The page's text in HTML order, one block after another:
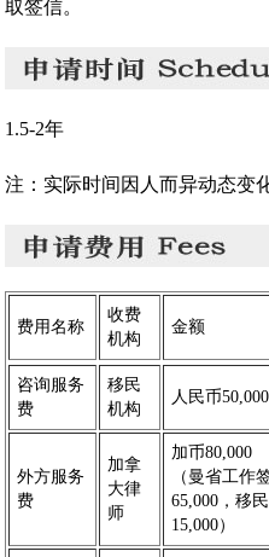
取签信。
1.5-2年
注：实际时间因人而异动态变
费用名称
收费
机构
金额
咨询服务
费
移民
机构
人民币50,000
外方服务
费
加拿
大律
师
加币80,000
（曼省工作
65,000，移
15,000）